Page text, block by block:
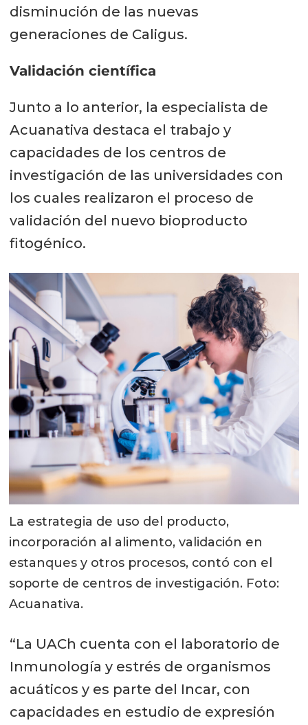
disminución de las nuevas
generaciones de Caligus.
Validación científica
Junto a lo anterior, la especialista de
Acuanativa destaca el trabajo y
capacidades de los centros de
investigación de las universidades con
los cuales realizaron el proceso de
validación del nuevo bioproducto
fitogénico.
La estrategia de uso del producto,
incorporación al alimento, validación en
estanques y otros procesos, contó con el
soporte de centros de investigación. Foto:
Acuanativa.
“La UACh cuenta con el laboratorio de
Inmunología y estrés de organismos
acuáticos y es parte del Incar, con
capacidades en estudio de expresión